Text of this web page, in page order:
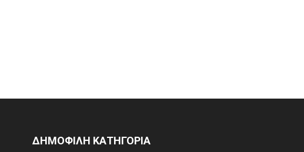
ΔΗΜΟΦΙΛΗ ΚΑΤΗΓΟΡΙΑ